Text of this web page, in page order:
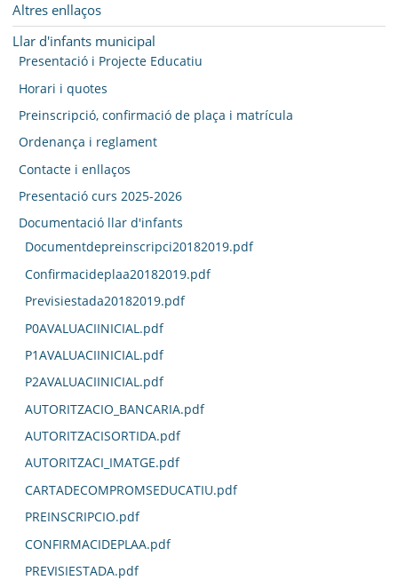
Altres enllaços
Llar d'infants municipal
Presentació i Projecte Educatiu
Horari i quotes
Preinscripció, confirmació de plaça i matrícula
Ordenança i reglament
Contacte i enllaços
Presentació curs 2025-2026
Documentació llar d'infants
Documentdepreinscripci20182019.pdf
Confirmacideplaa20182019.pdf
Previsiestada20182019.pdf
P0AVALUACIINICIAL.pdf
P1AVALUACIINICIAL.pdf
P2AVALUACIINICIAL.pdf
AUTORITZACIO_BANCARIA.pdf
AUTORITZACISORTIDA.pdf
AUTORITZACI_IMATGE.pdf
CARTADECOMPROMSEDUCATIU.pdf
PREINSCRIPCIO.pdf
CONFIRMACIDEPLAA.pdf
PREVISIESTADA.pdf